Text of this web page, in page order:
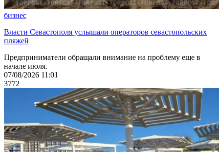
бизнес
Власти Севастополя услышали операторов севастопольских
пляжей
Предприниматели обращали внимание на проблему еще в
начале июля.
07/08/2026 11:01
3772